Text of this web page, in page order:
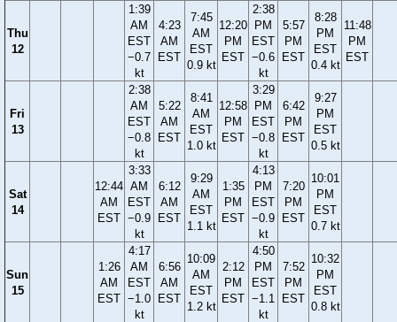
Thu
12
1:39
AM
EST
−0.7
kt
4:23
AM
EST
7:45
AM
EST
0.9 kt
12:20
PM
EST
2:38
PM
EST
−0.6
kt
5:57
PM
EST
8:28
PM
EST
0.4 kt
11:48
PM
EST
Fri
13
2:38
AM
EST
−0.8
kt
5:22
AM
EST
8:41
AM
EST
1.0 kt
12:58
PM
EST
3:29
PM
EST
−0.8
kt
6:42
PM
EST
9:27
PM
EST
0.5 kt
Sat
14
12:44
AM
EST
3:33
AM
EST
−0.9
kt
6:12
AM
EST
9:29
AM
EST
1.1 kt
1:35
PM
EST
4:13
PM
EST
−0.9
kt
7:20
PM
EST
10:01
PM
EST
0.7 kt
Sun
15
1:26
AM
EST
4:17
AM
EST
−1.0
kt
6:56
AM
EST
10:09
AM
EST
1.2 kt
2:12
PM
EST
4:50
PM
EST
−1.1
kt
7:52
PM
EST
10:32
PM
EST
0.8 kt